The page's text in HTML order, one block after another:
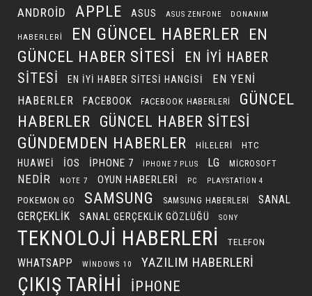
ANDROID APPLE ASUS ASUS ZENFONE DONANIM
HABERLERI EN GÜNCEL HABERLER EN
GÜNCEL HABER SITESI
EN IYI HABER
SITESI
EN IYI HABER SITESI HANGISI
EN YENI
HABERLER
FACEBOOK FACEBOOK HABERLERI
GÜNCEL
HABERLER GÜNCEL HABER SITESI
GÜNDEMDEN HABERLER HILELERI HTC
HUAWEI IOS IPHONE 7 IPHONE 7 PLUS LG MICROSOFT
NEDIR NOTE 7 OYUN HABERLERI PC PLAYSTATION 4
POKEMON GO SAMSUNG SAMSUNG HABERLERI
SANAL
GERÇEKLIK
SANAL GERÇEKLIK GÖZLÜĞÜ SONY
TEKNOLOJI HABERLERI TELEFON
WHATSAPP WINDOWS 10 YAZILIM HABERLERI
ÇIKIŞ TARIHI İPHONE